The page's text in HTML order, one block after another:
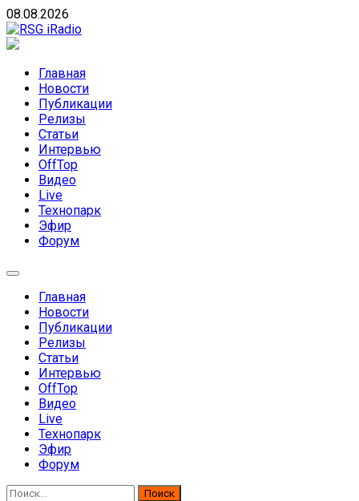
Skip
to
content
08.08.2026
направлений без возрастных ограничений
Главная
Новости
Публикации
Релизы
Статьи
Интервью
OffTop
Видео
Live
Технопарк
Эфир
Форум
Главная
Новости
Публикации
Релизы
Статьи
Интервью
OffTop
Видео
Live
Технопарк
Эфир
Форум
Найти: